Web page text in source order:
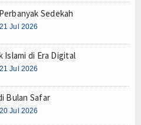
Sedekah
Jul 2026
Islami di Era Digital
Jul 2026
Bulan Safar
Jul 2026